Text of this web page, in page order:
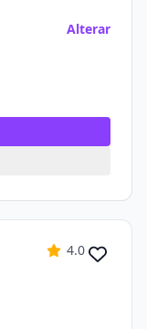
Alterar
4.0